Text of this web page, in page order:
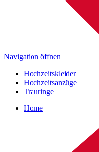
Navigation öffnen
Hochzeitskleider
Hochzeitsanzüge
Trauringe
Home